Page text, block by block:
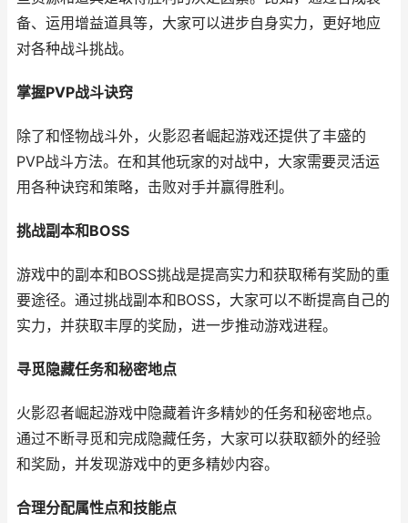
备、运用增益道具等，大家可以进步自身实力，更好地应
对各种战斗挑战。
掌握PVP战斗诀窍
除了和怪物战斗外，火影忍者崛起游戏还提供了丰盛的
PVP战斗方法。在和其他玩家的对战中，大家需要灵活运
用各种诀窍和策略，击败对手并赢得胜利。
挑战副本和BOSS
游戏中的副本和BOSS挑战是提高实力和获取稀有奖励的重
要途径。通过挑战副本和BOSS，大家可以不断提高自己的
实力，并获取丰厚的奖励，进一步推动游戏进程。
寻觅隐藏任务和秘密地点
火影忍者崛起游戏中隐藏着许多精妙的任务和秘密地点。
通过不断寻觅和完成隐藏任务，大家可以获取额外的经验
和奖励，并发现游戏中的更多精妙内容。
合理分配属性点和技能点